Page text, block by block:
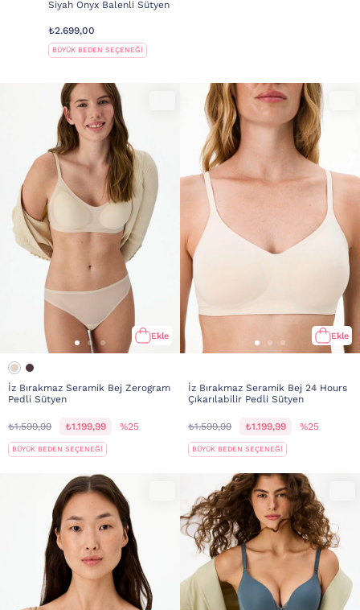
Siyah Onyx Balenli Sütyen
₺2.699,00
BÜYÜK BEDEN SEÇENEĞİ
Ekle
İz Bırakmaz Seramik Bej Zerogram
Pedli Sütyen
₺1.599,99 ₺1.199,99 %25
BÜYÜK BEDEN SEÇENEĞİ
Ekle
İz Bırakmaz Seramik Bej 24 Hours
Çıkarılabilir Pedli Sütyen
₺1.599,99 ₺1.199,99 %25
BÜYÜK BEDEN SEÇENEĞİ